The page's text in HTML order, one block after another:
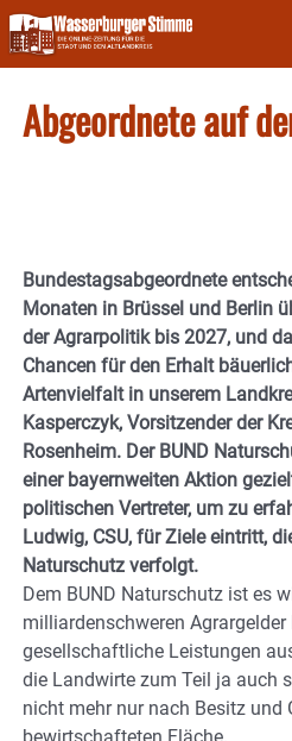
Skip
to
content
Abgeordnete auf
Bundestagsabgeordnete
Monaten in Brüssel und Berlin
der Agrarpolitik bis 2027, und
Chancen für den Erhalt
Artenvielfalt in unserem
Kasperczyk, Vorsitzender der
Rosenheim. Der BUND
einer bayernweiten Aktion
politischen Vertreter, um zu
Ludwig, CSU, für Ziele eintritt,
Naturschutz verfolgt.
Dem BUND Naturschutz ist es
milliardenschweren
gesellschaftliche Leistungen
die Landwirte zum Teil ja auch
nicht mehr nur nach Besitz und